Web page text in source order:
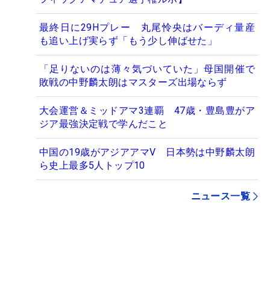
最終日に29Hプレー 丸尾怜央はバーディ量産
も追い上げ実らず「もう少し伸ばせた」
「足りないのは薄々気づいていた」母国開催で
敗戦の中野麟太朗はマスターズ出場ならず
大会運営＆ミッドアマ3連覇 47歳・豊島豊がア
ジア最強決定戦で学んだこと
中国の19歳がアジアアマV 日本勢は中野麟太朗
ら史上最多5人トップ10
ニュース一覧